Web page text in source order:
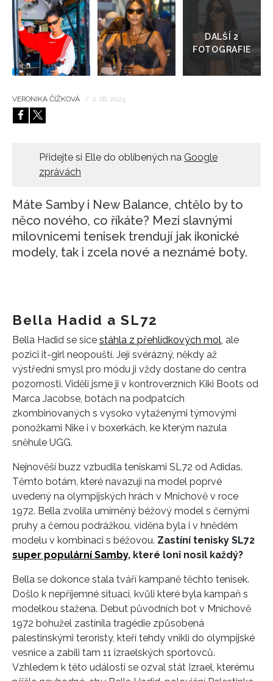
HOME
Přejít
galerie
VERONIKA ČÍŽKOVÁ / 2. 08. 2024
Přidejte si Elle do oblíbených na Google
zprávách
Máte Samby i New Balance, chtělo by to
něco nového, co říkáte? Mezi slavnými
milovnicemi tenisek trendují jak ikonické
modely, tak i zcela nové a neznámé boty.
Bella Hadid a SL72
Bella Hadid se sice stáhla z přehlídkových mol , ale
pozici it-girl neopouští. Její svérázný, někdy až
výstřední smysl pro módu ji vždy dostane do centra
pozornosti. Viděli jsme ji v kontroverzních Kiki Boots od
Marca Jacobse, botách na podpatcích
zkombinovaných s vysoko vytaženými týmovými
ponožkami Nike i v boxerkách, ke kterým nazula
sněhule UGG.
Nejnověší buzz vzbudila teniskami SL72 od Adidas.
Těmto botám, které navazují na model poprvé
uvedený na olympijských hrách v Mnichově v roce
1972. Bella zvolila umírněný béžový model s černými
pruhy a černou podrážkou, viděna byla i v hnědém
modelu v kombinaci s béžovou. Zastíní tenisky SL72
super populární Samby, které loni nosil každý?
Bella se dokonce stala tváří kampaně těchto tenisek.
Došlo k nepříjemné situaci, kvůli které byla kampaň s
modelkou stažena. Debut původních bot v Mnichově
1972 bohužel zastínila tragédie způsobená
palestinskými teroristy, kteří tehdy vnikli do olympijské
vesnice a zabili tam 11 izraelských sportovců.
Vzhledem k této události se ozval stát Izrael, kterému